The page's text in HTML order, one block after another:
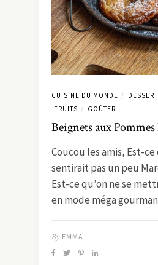
CUISINE DU MONDE /
FRUITS / GOÛTER
Beignets aux Pommes
Coucou les amis, Est-ce
sentirait pas un peu
Est-ce qu’on ne se
en mode méga
By EMMA